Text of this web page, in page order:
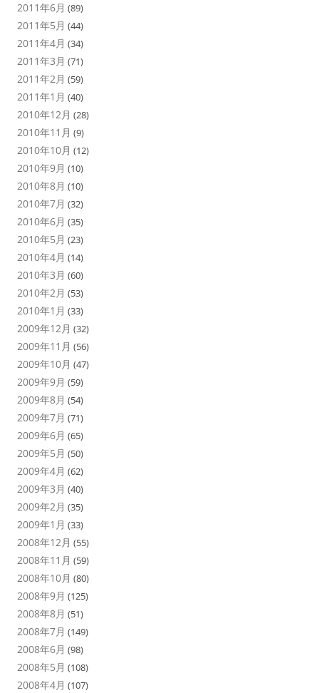
2011年6月 (89)
2011年5月 (44)
2011年4月 (34)
2011年3月 (71)
2011年2月 (59)
2011年1月 (40)
2010年12月 (28)
2010年11月 (9)
2010年10月 (12)
2010年9月 (10)
2010年8月 (10)
2010年7月 (32)
2010年6月 (35)
2010年5月 (23)
2010年4月 (14)
2010年3月 (60)
2010年2月 (53)
2010年1月 (33)
2009年12月 (32)
2009年11月 (56)
2009年10月 (47)
2009年9月 (59)
2009年8月 (54)
2009年7月 (71)
2009年6月 (65)
2009年5月 (50)
2009年4月 (62)
2009年3月 (40)
2009年2月 (35)
2009年1月 (33)
2008年12月 (55)
2008年11月 (59)
2008年10月 (80)
2008年9月 (125)
2008年8月 (51)
2008年7月 (149)
2008年6月 (98)
2008年5月 (108)
2008年4月 (107)